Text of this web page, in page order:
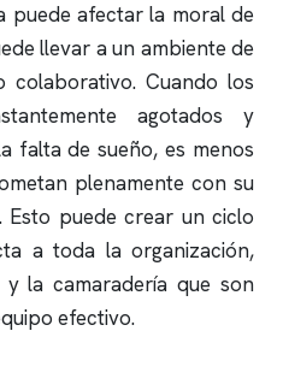
puede afectar la moral de
llevar a un ambiente de
Cuando los
agotados y
falta de sueño, es menos
plenamente con su
puede crear un ciclo
a toda la organización,
la camaradería que son
efectivo.